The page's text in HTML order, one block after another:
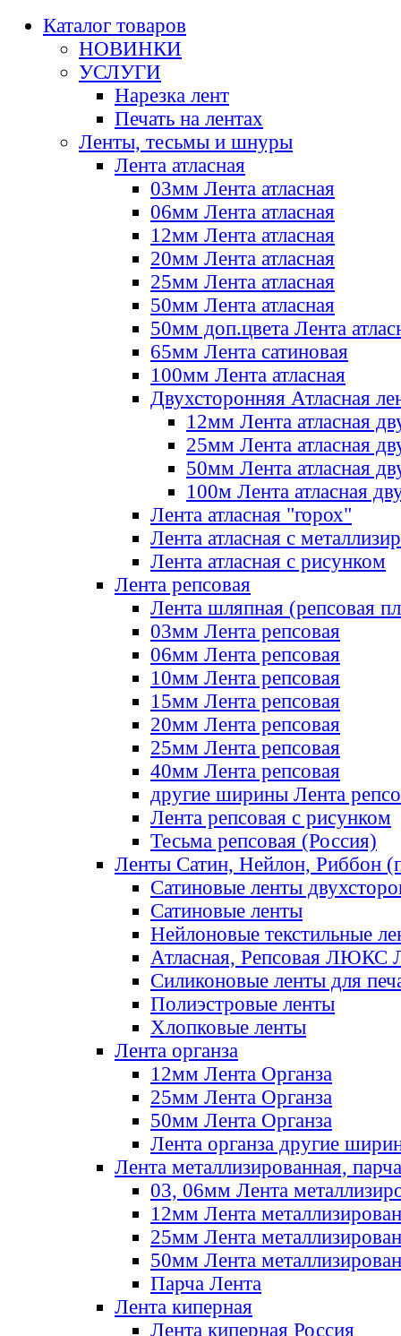
Каталог товаров
НОВИНКИ
УСЛУГИ
Нарезка лент
Печать на лентах
Ленты, тесьмы и шнуры
Лента атласная
03мм Лента атласная
06мм Лента атласная
12мм Лента атласная
20мм Лента атласная
25мм Лента атласная
50мм Лента атласная
50мм доп.цвета Лента
65мм Лента сатиновая
100мм Лента атласная
Двухсторонняя Атласная
12мм Лента атласная
25мм Лента атласная
50мм Лента атласная
100м Лента атласная
Лента атласная "горох"
Лента атласная с
Лента атласная с рисунком
Лента репсовая
Лента шляпная (репсовая
03мм Лента репсовая
06мм Лента репсовая
10мм Лента репсовая
15мм Лента репсовая
20мм Лента репсовая
25мм Лента репсовая
40мм Лента репсовая
другие ширины Лента
Лента репсовая с рисунком
Тесьма репсовая (Россия)
Ленты Сатин, Нейлон, Риббон
Сатиновые ленты
Сатиновые ленты
Нейлоновые текстильные
Атласная, Репсовая ЛЮКС
Силиконовые ленты для
Полиэстровые ленты
Хлопковые ленты
Лента органза
12мм Лента Органза
25мм Лента Органза
50мм Лента Органза
Лента органза другие
Лента металлизированная, парча
03, 06мм Лента
12мм Лента
25мм Лента
50мм Лента
Парча Лента
Лента киперная
Лента киперная Россия